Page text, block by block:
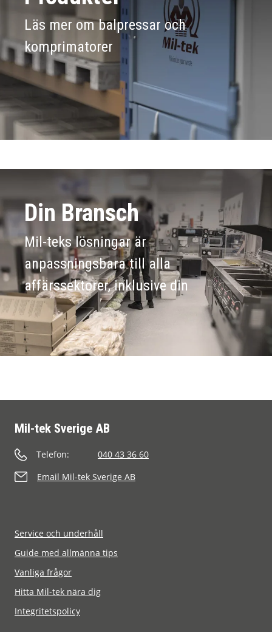
Läs mer om balpressar och
komprimatorer
Din Bransch
Mil-teks lösningar är
anpassningsbara till alla
affärssektorer, inklusive din
Mil-tek Sverige AB
Telefon:
040 43 36 60
Email Mil-tek Sverige AB
Service och underhåll
Guide med allmänna tips
Vanliga frågor
Hitta Mil-tek nära dig
Integritetspolicy